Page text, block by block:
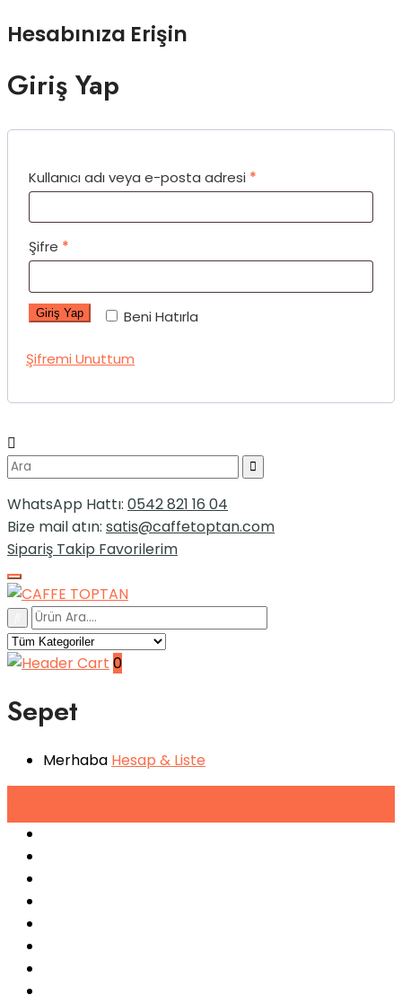
Hesabınıza Erişin
Giriş Yap
Kullanıcı adı veya e-posta adresi *
Şifre *
Beni Hatırla
Giriş Yap
Şifremi Unuttum
WhatsApp Hattı: 0542 821 16 04
Bize mail atın: satis@caffetoptan.com
Sipariş Takip Favorilerim
0
Sepet
Merhaba Hesap & Liste